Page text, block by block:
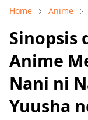
Home Anime
Sinopsis
Anime
Nani ni
Yuusha